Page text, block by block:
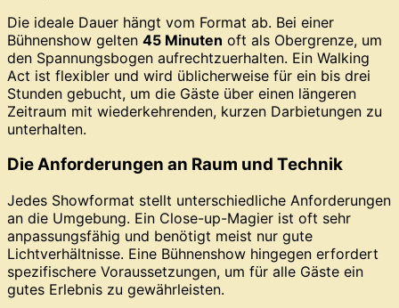
Die ideale Dauer hängt vom Format ab. Bei einer
Bühnenshow gelten 45 Minuten oft als Obergrenze, um
den Spannungsbogen aufrechtzuerhalten. Ein Walking
Act ist flexibler und wird üblicherweise für ein bis drei
Stunden gebucht, um die Gäste über einen längeren
Zeitraum mit wiederkehrenden, kurzen Darbietungen zu
unterhalten.
Die Anforderungen an Raum und Technik
Jedes Showformat stellt unterschiedliche Anforderungen
an die Umgebung. Ein Close-up-Magier ist oft sehr
anpassungsfähig und benötigt meist nur gute
Lichtverhältnisse. Eine Bühnenshow hingegen erfordert
spezifischere Voraussetzungen, um für alle Gäste ein
gutes Erlebnis zu gewährleisten.